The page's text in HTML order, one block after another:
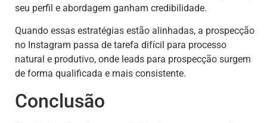
seu perfil e abordagem ganham credibilidade.
Quando essas estratégias estão alinhadas, a prospecção
no Instagram passa de tarefa difícil para processo
natural e produtivo, onde leads para prospecção surgem
de forma qualificada e mais consistente.
Conclusão